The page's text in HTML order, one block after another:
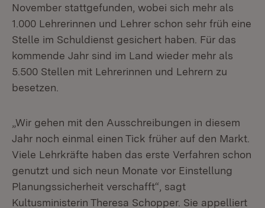
November stattgefunden, wobei sich mehr als
1.000 Lehrerinnen und Lehrer schon sehr früh eine
Stelle im Schuldienst gesichert haben. Für das
kommende Jahr sind im Land wieder mehr als
5.500 Stellen mit Lehrerinnen und Lehrern zu
besetzen.
„Wir gehen mit den Ausschreibungen in diesem
Jahr noch einmal einen Tick früher auf den Markt.
Viele Lehrkräfte haben das erste Verfahren schon
genutzt und sich neun Monate vor Einstellung
Planungssicherheit verschafft“, sagt
Kultusministerin Theresa Schopper. Sie appelliert